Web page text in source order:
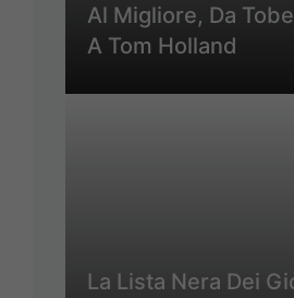
Al Migliore, Da
A Tom Holland
La Lista Nera Dei